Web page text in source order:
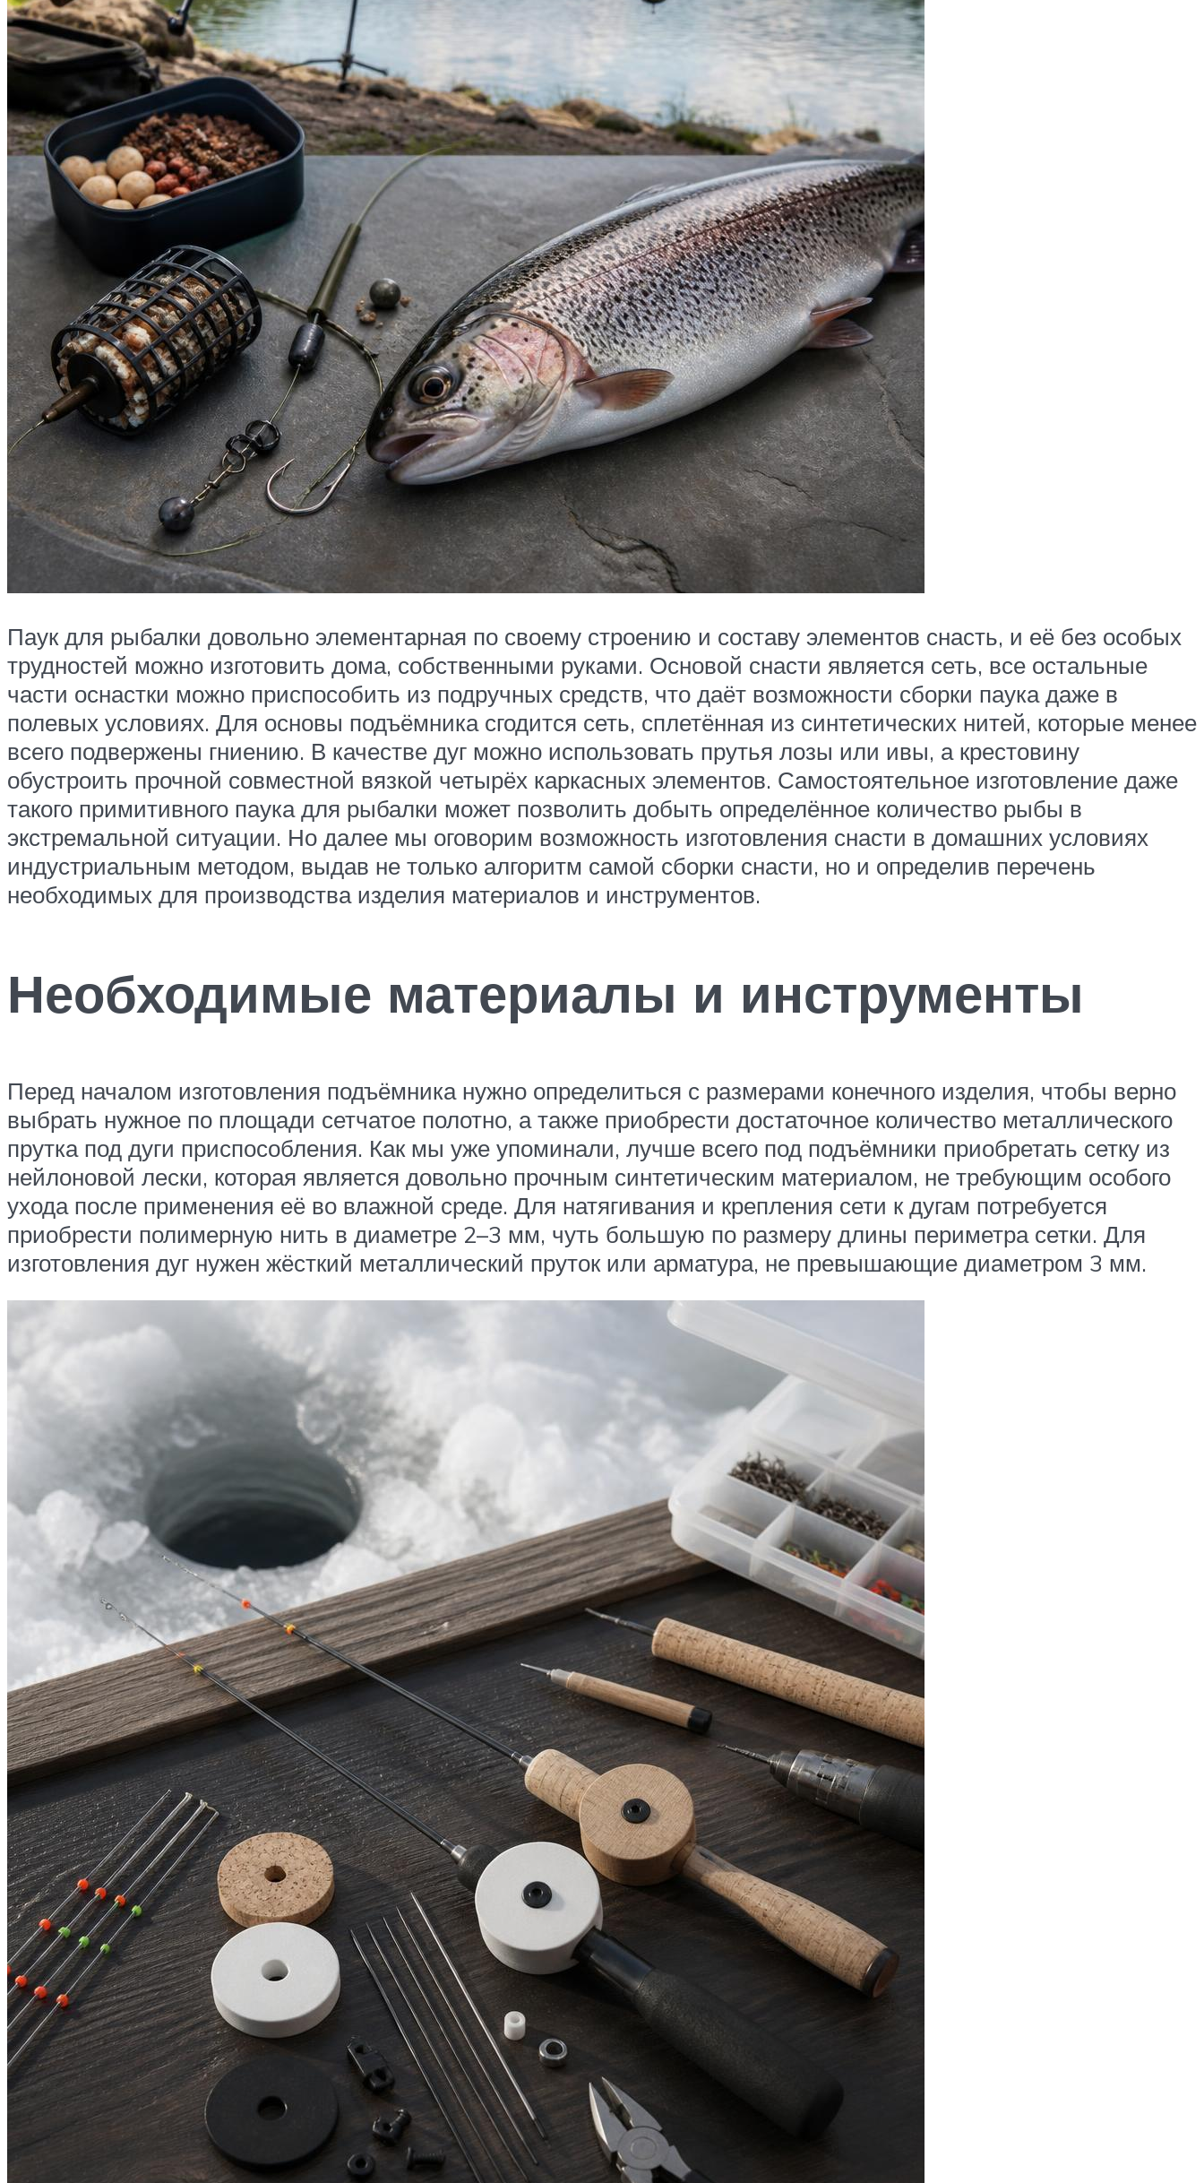
Паук для рыбалки довольно элементарная по своему строению и составу элементов снасть, и её без особых
трудностей можно изготовить дома, собственными руками. Основой снасти является сеть, все остальные
части оснастки можно приспособить из подручных средств, что даёт возможности сборки паука даже в
полевых условиях. Для основы подъёмника сгодится сеть, сплетённая из синтетических нитей, которые менее
всего подвержены гниению. В качестве дуг можно использовать прутья лозы или ивы, а крестовину
обустроить прочной совместной вязкой четырёх каркасных элементов. Самостоятельное изготовление даже
такого примитивного паука для рыбалки может позволить добыть определённое количество рыбы в
экстремальной ситуации. Но далее мы оговорим возможность изготовления снасти в домашних условиях
индустриальным методом, выдав не только алгоритм самой сборки снасти, но и определив перечень
необходимых для производства изделия материалов и инструментов.
Необходимые материалы и инструменты
Перед началом изготовления подъёмника нужно определиться с размерами конечного изделия, чтобы верно
выбрать нужное по площади сетчатое полотно, а также приобрести достаточное количество металлического
прутка под дуги приспособления. Как мы уже упоминали, лучше всего под подъёмники приобретать сетку из
нейлоновой лески, которая является довольно прочным синтетическим материалом, не требующим особого
ухода после применения её во влажной среде. Для натягивания и крепления сети к дугам потребуется
приобрести полимерную нить в диаметре 2–3 мм, чуть большую по размеру длины периметра сетки. Для
изготовления дуг нужен жёсткий металлический пруток или арматура, не превышающие диаметром 3 мм.